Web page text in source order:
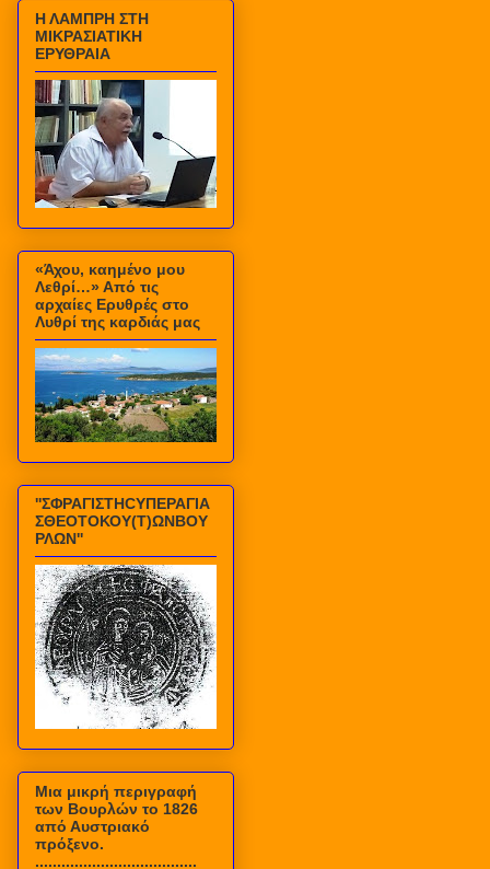
Η ΛΑΜΠΡΗ ΣΤΗ
ΜΙΚΡΑΣΙΑΤΙΚΗ
ΕΡΥΘΡΑΙΑ
«Άχου, καημένο μου
Λεθρί…» Από τις
αρχαίες Ερυθρές στο
Λυθρί της καρδιάς μας
''ΣΦΡΑΓΙΣΤΗCΥΠΕΡΑΓΙΑ
ΣΘΕΟΤΟΚΟΥ(Τ)ΩΝΒΟΥ
ΡΛΩΝ''
Mια μικρή περιγραφή
των Βουρλών το 1826
από Αυστριακό
πρόξενο.
.....................................